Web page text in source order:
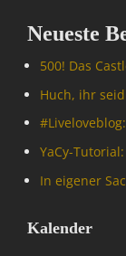
r
I
e
e
Neueste
500! Das
Huch, ihr
YaCy-
In eigener
Kalender